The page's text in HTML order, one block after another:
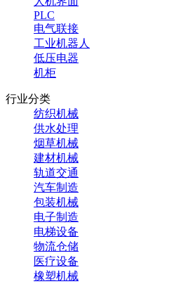
PLC
电气联接
工业机器人
低压电器
机柜
行业分类
纺织机械
供水处理
烟草机械
建材机械
轨道交通
汽车制造
包装机械
电子制造
电梯设备
物流仓储
医疗设备
橡塑机械